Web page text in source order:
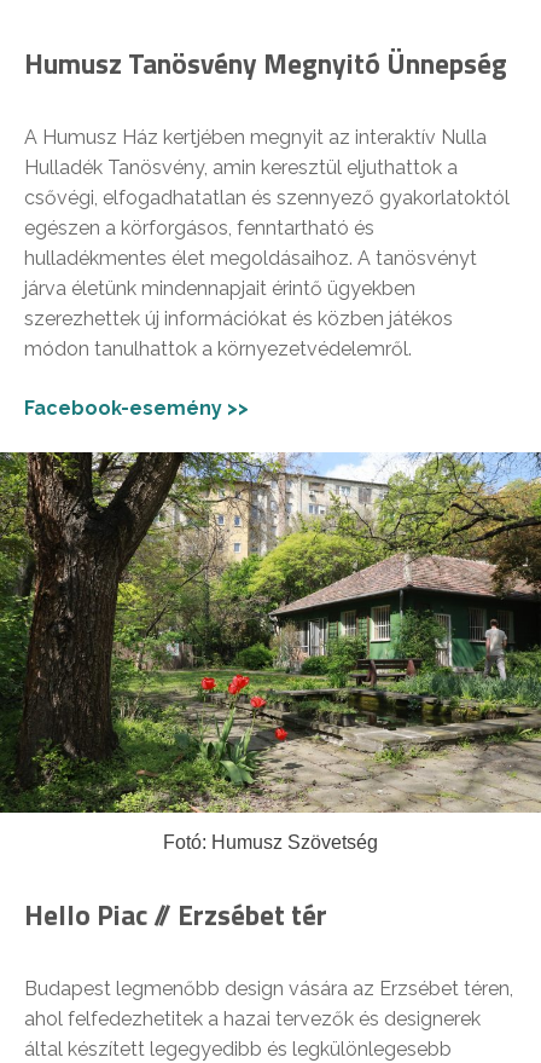
Humusz Tanösvény Megnyitó Ünnepség
A Humusz Ház kertjében megnyit az interaktív Nulla
Hulladék Tanösvény, amin keresztül eljuthattok a
csővégi, elfogadhatatlan és szennyező gyakorlatoktól
egészen a körforgásos, fenntartható és
hulladékmentes élet megoldásaihoz. A tanösvényt
járva életünk mindennapjait érintő ügyekben
szerezhettek új információkat és közben játékos
módon tanulhattok a környezetvédelemről.
Facebook-esemény >>
Fotó: Humusz Szövetség
Hello Piac // Erzsébet tér
Budapest legmenőbb design vására az Erzsébet téren,
ahol felfedezhetitek a hazai tervezők és designerek
által készített legegyedibb és legkülönlegesebb